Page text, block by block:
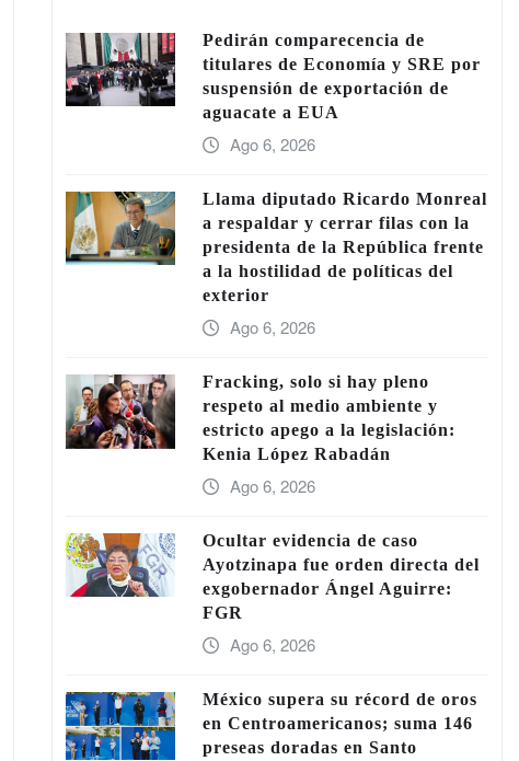
Pedirán comparecencia de
titulares de Economía y SRE por
suspensión de exportación de
aguacate a EUA
Ago 6, 2026
Llama diputado Ricardo Monreal
a respaldar y cerrar filas con la
presidenta de la República frente
a la hostilidad de políticas del
exterior
Ago 6, 2026
Fracking, solo si hay pleno
respeto al medio ambiente y
estricto apego a la legislación:
Kenia López Rabadán
Ago 6, 2026
Ocultar evidencia de caso
Ayotzinapa fue orden directa del
exgobernador Ángel Aguirre:
FGR
Ago 6, 2026
México supera su récord de oros
en Centroamericanos; suma 146
preseas doradas en Santo